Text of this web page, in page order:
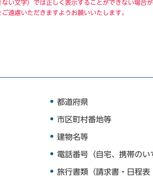
い文字）では正しく表示することができない場合が
遠慮いただきますようお願いいたします。
都道府県
市区町村番地等
建物名等
電話番号（自宅、携帯のい
旅行書類（請求書・日程表